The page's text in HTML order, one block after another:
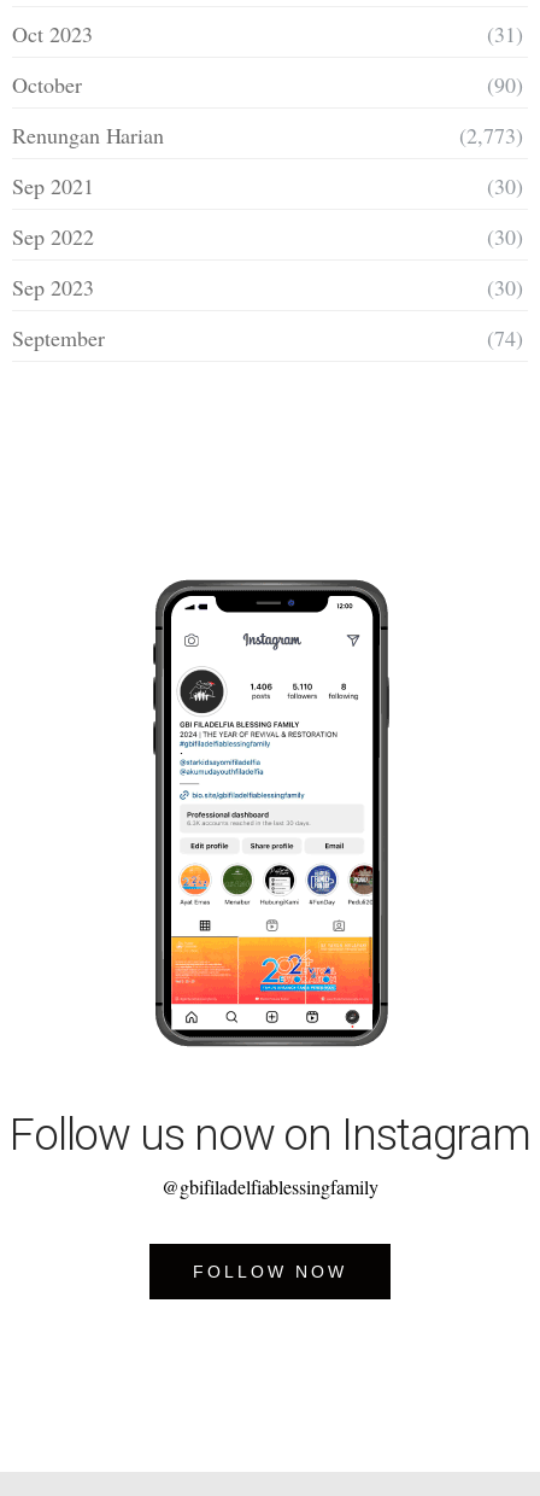
Oct 2023
(31)
October
(90)
Renungan Harian
(2,773)
Sep 2021
(30)
Sep 2022
(30)
Sep 2023
(30)
September
(74)
Follow us now on Instagram
@gbifiladelfiablessingfamily
FOLLOW NOW